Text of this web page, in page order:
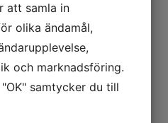
större sällskap och
att äta.
att samla in
olika ändamål,
och marknadsföring.
samtycker du till